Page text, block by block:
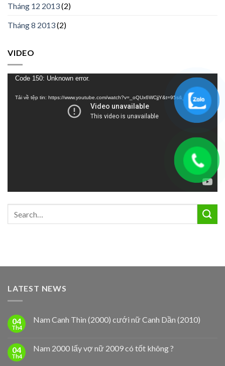
Tháng 12 2013(2)
Tháng 8 2013(2)
VIDEO
Trình
Code 150: Unknown error.
Tải về tệp tin: https://www.youtube.com/watch?v=_oQUx6WCjjY&t=95s&_=1
LATEST NEWS
04
Th4
Nam Canh Thìn (2000) cưới nữ Canh Dần (2010)
04
Th4
Nam 2000 lấy vợ nữ 2009 có tốt không ?